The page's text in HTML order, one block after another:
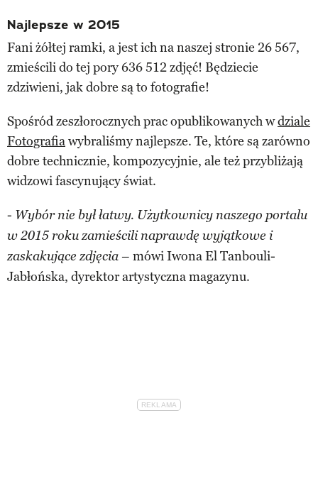
Najlepsze w 2015
Fani żółtej ramki, a jest ich na naszej stronie 26 567,
zmieścili do tej pory 636 512 zdjęć! Będziecie
zdziwieni, jak dobre są to fotografie!
Spośród zeszłorocznych prac opublikowanych wdziale
Fotografiawybraliśmy najlepsze. Te, które są zarówno
dobre technicznie, kompozycyjnie, ale też przybliżają
widzowi fascynujący świat.
- Wybór nie był łatwy. Użytkownicy naszego portalu
w 2015 roku zamieścili naprawdę wyjątkowe i
zaskakujące zdjęcia– mówi Iwona El Tanbouli-
Jabłońska, dyrektor artystyczna magazynu.